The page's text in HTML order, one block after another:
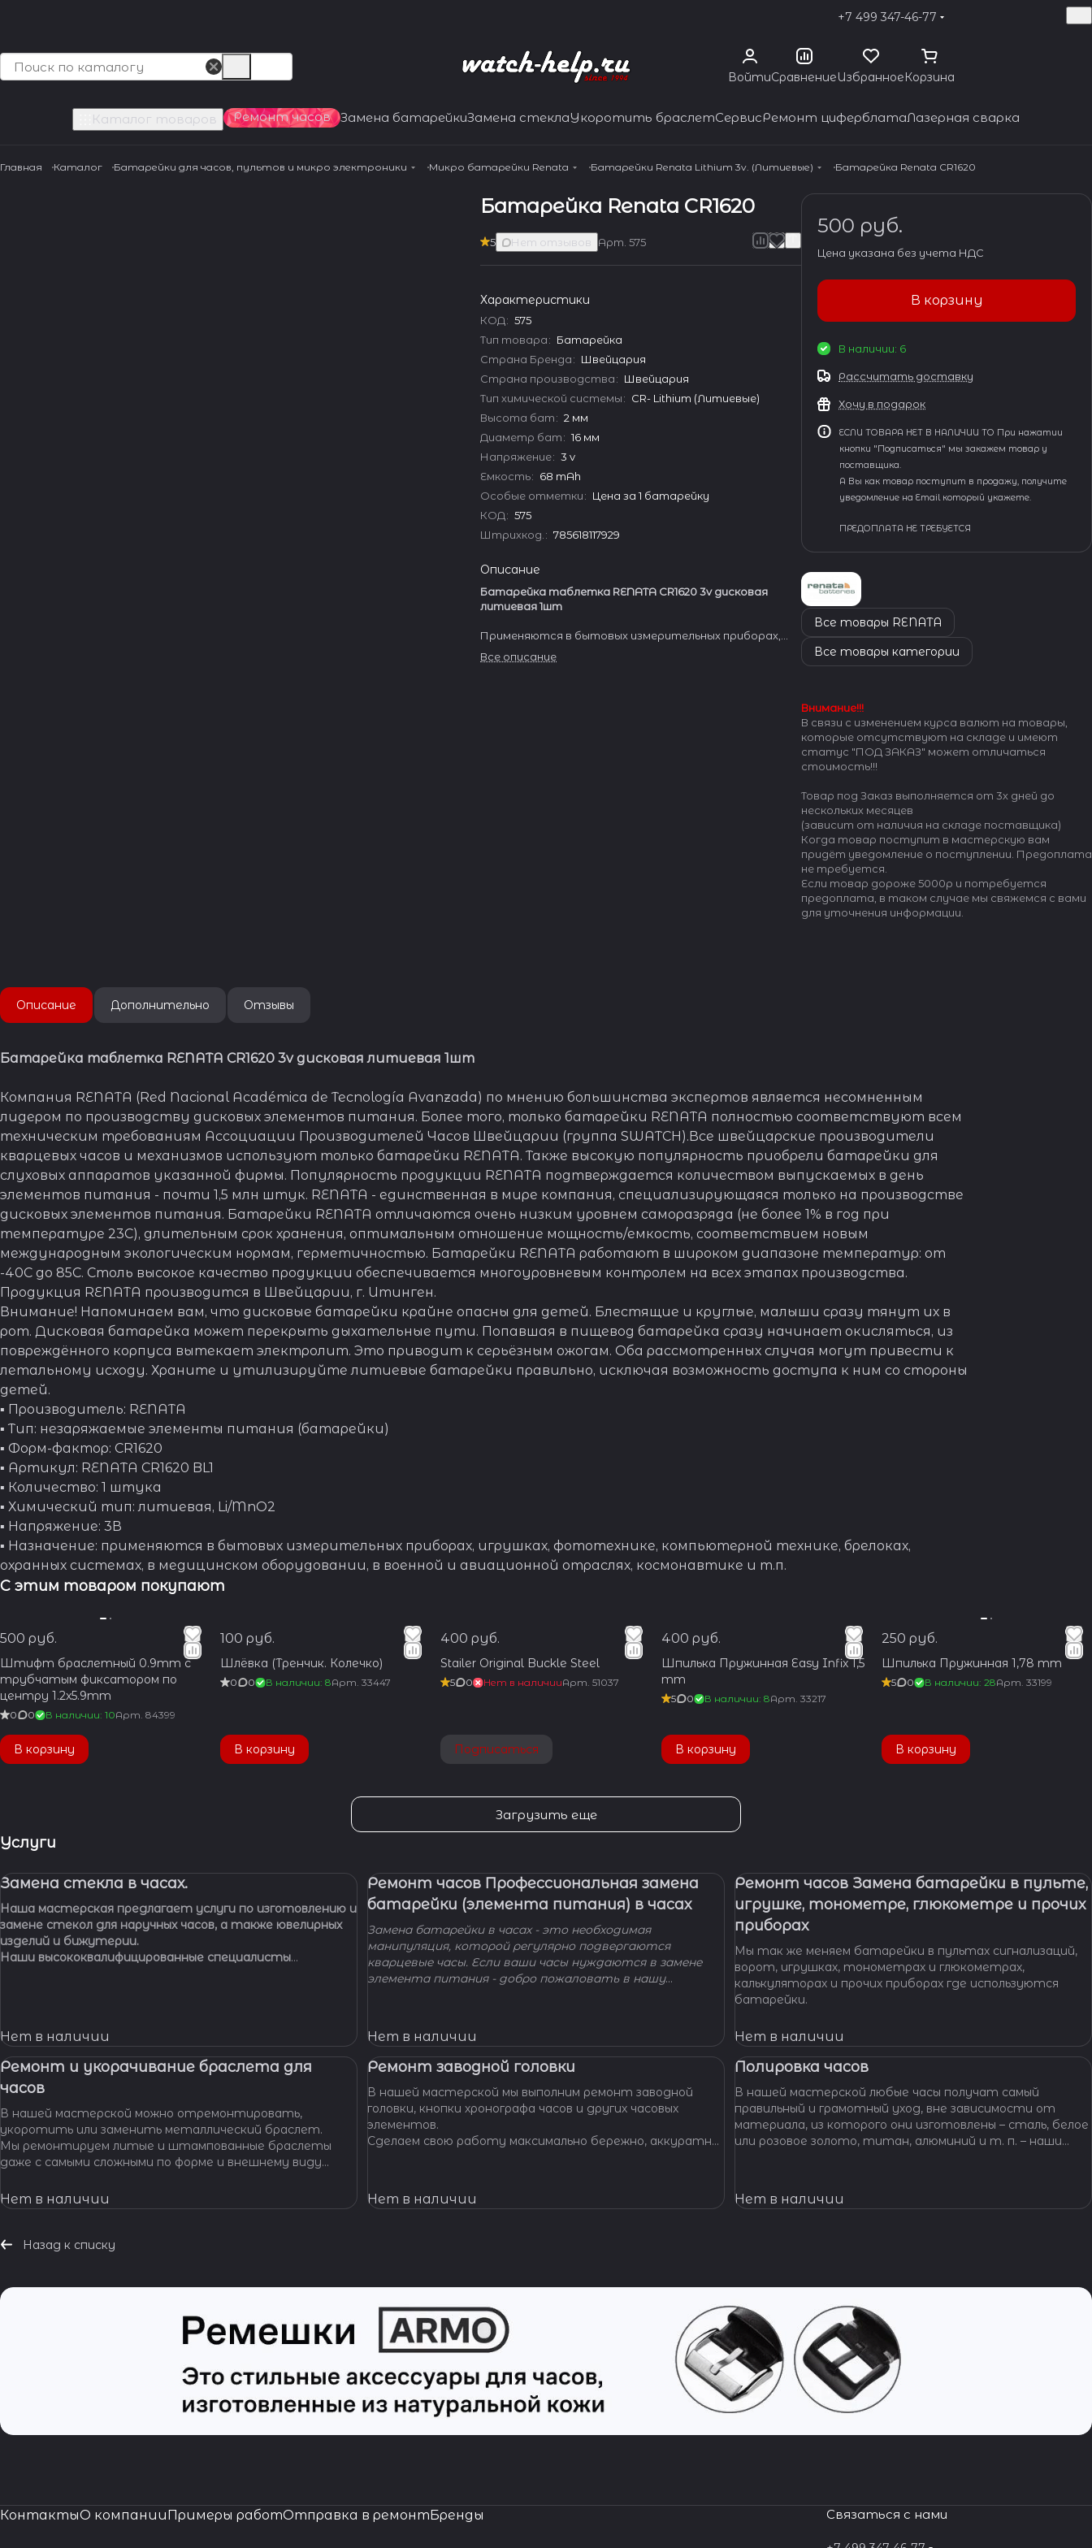
+7 499 347-46-77
ВойтиСравнениеИзбранноеКорзина
Каталог товаров Ремонт часов Замена батарейкиЗамена стеклаУкоротить браслетСервисРемонт циферблатаЛазерная сварка
Главная Каталог Батарейки для часов, пультов и микро электроники Микро батарейки Renata Батарейки Renata Lithium 3v. (Литиевые) Батарейка Renata CR1620
Батарейка Renata CR1620
5 Нет отзывов Арт.575
Характеристики
КОД: 575
Тип товара: Батарейка
Страна Бренда: Швейцария
Страна производства: Швейцария
Тип химической системы: CR- Lithium (Литиевые)
Высота бат: 2 мм
Диаметр бат: 16 мм
Напряжение: 3 v
Емкость: 68 mAh
Особые отметки: Цена за 1 батарейку
КОД: 575
Штрихкод. : 785618117929
Описание
Батарейка таблетка RENATA CR1620 3v дисковая
литиевая 1шт
Применяются в бытовых измерительных приборах,
брелоках, охранных системах, в медицинском
Все описание
500 руб.
Цена указана без учета НДС
В корзину
В наличии: 6
Рассчитать доставку
Хочу в подарок
ЕСЛИ ТОВАРА НЕТ В НАЛИЧИИ ТО При нажатии
кнопки "Подписаться" мы закажем товар у
поставщика.
А Вы как товар поступит в продажу, получите
уведомление на Email который укажете.
ПРЕДОПЛАТА НЕ ТРЕБУЕТСЯ
Все товары RENATA
Все товары категории
Внимание!!!
В связи с изменением курса валют на товары,
которые отсутствуют на складе и имеют
статус "ПОД ЗАКАЗ" может отличаться
стоимость!!!
Товар под Заказ выполняется от 3х дней до
нескольких месяцев
(зависит от наличия на складе поставщика)
Когда товар поступит в мастерскую вам
придёт уведомление о поступлении. Предоплата
не требуется.
Если товар дороже 5000р и потребуется
предоплата, в таком случае мы свяжемся с вами
для уточнения информации.
Описание Дополнительно Отзывы
Батарейка таблетка RENATA CR1620 3v дисковая литиевая 1шт
Компания RENATA (Red Nacional Académica de Tecnología Avanzada) по мнению большинства экспертов является несомненным
лидером по производству дисковых элементов питания. Более того, только батарейки RENATA полностью соответствуют всем
техническим требованиям Ассоциации Производителей Часов Швейцарии (группа SWATCH).Все швейцарские производители
кварцевых часов и механизмов используют только батарейки RENATA. Также высокую популярность приобрели батарейки для
слуховых аппаратов указанной фирмы. Популярность продукции RENATA подтверждается количеством выпускаемых в день
элементов питания - почти 1,5 млн штук. RENATA - единственная в мире компания, специализирующаяся только на производстве
дисковых элементов питания. Батарейки RENATA отличаются очень низким уровнем саморазряда (не более 1% в год при
температуре 23С), длительным срок хранения, оптимальным отношение мощность/емкость, соответствием новым
международным экологическим нормам, герметичностью. Батарейки RENATA работают в широком диапазоне температур: от
-40С до 85С. Столь высокое качество продукции обеспечивается многоуровневым контролем на всех этапах производства.
Продукция RENATA производится в Швейцарии, г. Итинген.
Внимание! Напоминаем вам, что дисковые батарейки крайне опасны для детей. Блестящие и круглые, малыши сразу тянут их в
рот. Дисковая батарейка может перекрыть дыхательные пути. Попавшая в пищевод батарейка сразу начинает окисляться, из
повреждённого корпуса вытекает электролит. Это приводит к серьёзным ожогам. Оба рассмотренных случая могут привести к
летальному исходу. Храните и утилизируйте литиевые батарейки правильно, исключая возможность доступа к ним со стороны
детей.
▪ Производитель: RENATA
▪ Тип: незаряжаемые элементы питания (батарейки)
▪ Форм-фактор: CR1620
▪ Артикул: RENATA CR1620 BL1
▪ Количество: 1 штука
▪ Химический тип: литиевая, Li/MnO2
▪ Напряжение: 3В
▪ Назначение: применяются в бытовых измерительных приборах, игрушках, фототехнике, компьютерной технике, брелоках,
охранных системах, в медицинском оборудовании, в военной и авиационной отраслях, космонавтике и т.п.
С этим товаром покупают
500 руб.
Штифт браслетный 0.9mm с
трубчатым фиксатором по
центру 1.2x5.9mm
0 0 В наличии: 10Арт. 84399
В корзину
100 руб.
Шлёвка (Тренчик. Колечко)
0 0 В наличии: 8Арт.33447
В корзину
400 руб.
Stailer Original Buckle Steel
5 0 Нет в наличииАрт.51037
Подписаться
400 руб.
Шпилька Пружинная Easy Infix 1,5
mm
5 0 В наличии: 8Арт. 33217
В корзину
250 руб.
Шпилька Пружинная 1,78 mm
5 0 В наличии: 28Арт. 33199
В корзину
Загрузить еще
Услуги
Замена стекла в часах.
Наша мастерская предлагает услуги по изготовлению и
замене стекол для наручных часов, а также ювелирных
изделий и бижутерии.
Наши высококвалифицированные специалисты
Нет в наличии
Ремонт часов Профессиональная замена
батарейки (элемента питания) в часах
Замена батарейки в часах - это необходимая
манипуляция, которой регулярно подвергаются
кварцевые часы. Если ваши часы нуждаются в замене
элемента питания - добро пожаловать в нашу
доступной цене.
Нет в наличии
Ремонт часов Замена батарейки в пульте,
игрушке, тонометре, глюкометре и прочих
приборах
Мы так же меняем батарейки в пультах сигнализаций,
ворот, игрушках, тонометрах и глюкометрах,
калькуляторах и прочих приборах где используются
батарейки.
Нет в наличии
Ремонт и укорачивание браслета для
часов
В нашей мастерской можно отремонтировать,
укоротить или заменить металлический браслет.
Мы ремонтируем литые и штампованные браслеты
даже с самыми сложными по форме и внешнему виду
Нет в наличии
Ремонт заводной головки
В нашей мастерской мы выполним ремонт заводной
головки, кнопки хронографа часов и других часовых
элементов.
Сделаем свою работу максимально бережно, аккуратно
Нет в наличии
Полировка часов
В нашей мастерской любые часы получат самый
правильный и грамотный уход, вне зависимости от
материала, из которого они изготовлены – сталь, белое
или розовое золото, титан, алюминий и т. п. – наши
Нет в наличии
Назад к списку
КонтактыО компании Примеры работОтправка в ремонт Бренды Связаться с нами